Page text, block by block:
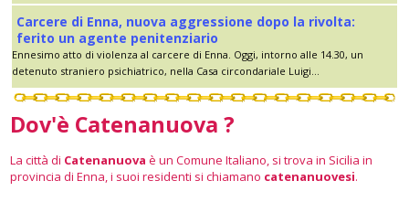
Carcere di Enna, nuova aggressione dopo la rivolta:
ferito un agente penitenziario
Ennesimo atto di violenza al carcere di Enna. Oggi, intorno alle 14.30, un
detenuto straniero psichiatrico, nella Casa circondariale Luigi...
Dov'è Catenanuova ?
La città di Catenanuova è un Comune Italiano, si trova in Sicilia in
provincia di Enna, i suoi residenti si chiamano catenanuovesi.